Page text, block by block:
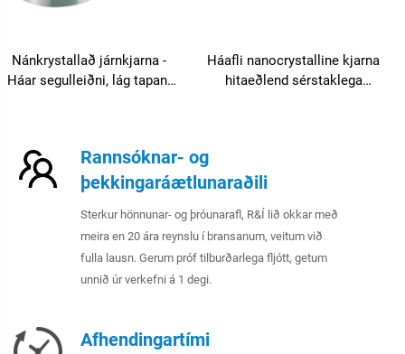
Nánkrystallað járnkjarna -
Háar segulleiðni, lág tapan,
Háafli nanocrystalline kjarna
hitaeðlend sérstaklega
Rannsóknar- og
þekkingaráætlunaraðili
Sterkur hönnunar- og þróunarafl, R&Í lið okkar með
meira en 20 ára reynslu í bransanum, veitum við
fulla lausn. Gerum próf tilburðarlega fljótt, getum
unnið úr verkefni á 1 degi.
Afhendingartími